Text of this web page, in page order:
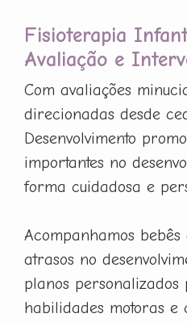
Fisioterapia
Avaliação e
Com avaliações
direcionadas desde
Desenvolvimento
importantes no
forma cuidadosa e
Acompanhamos
atrasos no
planos
habilidades motoras e